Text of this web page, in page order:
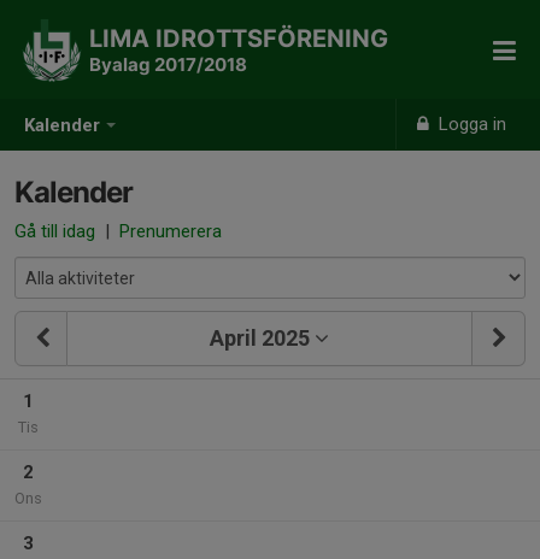
Kalender Logga in
LIMA IDROTTSFÖRENING
Byalag 2017/2018
Kalender
Gå till idag | Prenumerera
April 2025
1
Tis
2
Ons
3